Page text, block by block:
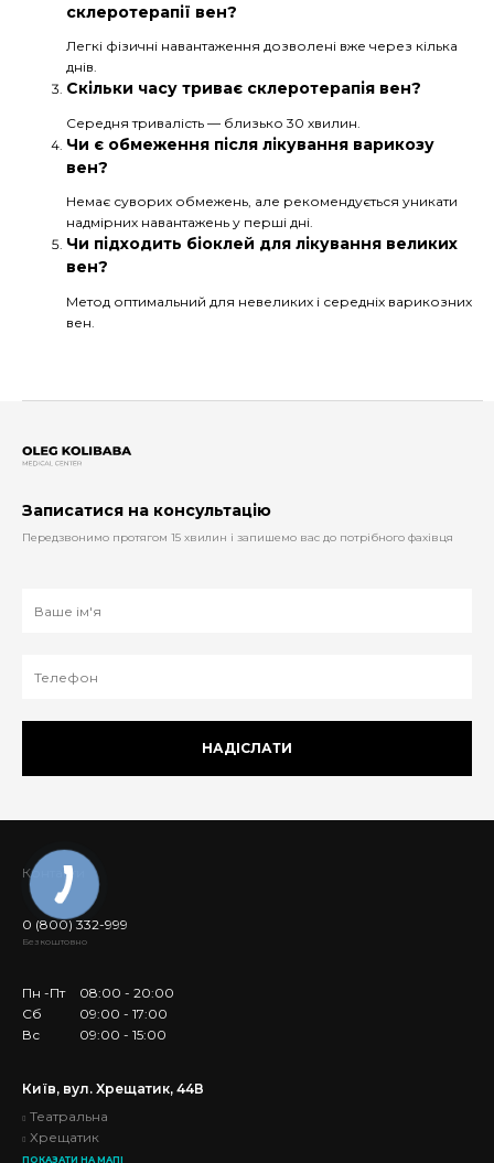
склеротерапії вен?
Легкі фізичні навантаження дозволені вже через кілька
днів.
Скільки часу триває склеротерапія вен?
Середня тривалість — близько 30 хвилин.
Чи є обмеження після лікування варикозу
вен?
Немає суворих обмежень, але рекомендується уникати
надмірних навантажень у перші дні.
Чи підходить біоклей для лікування великих
вен?
Метод оптимальний для невеликих і середніх варикозних
вен.
Записатися на консультацію
Передзвонимо протягом 15 хвилин і запишемо вас до потрібного фахівця
НАДІСЛАТИ
Контакти
0 (800) 332-999
Безкоштовно
Пн -Пт
08:00 - 20:00
Сб
09:00 - 17:00
Вс
09:00 - 15:00
Київ, вул. Хрещатик, 44В
Театральна
Хрещатик
ПОКАЗАТИ НА МАПІ